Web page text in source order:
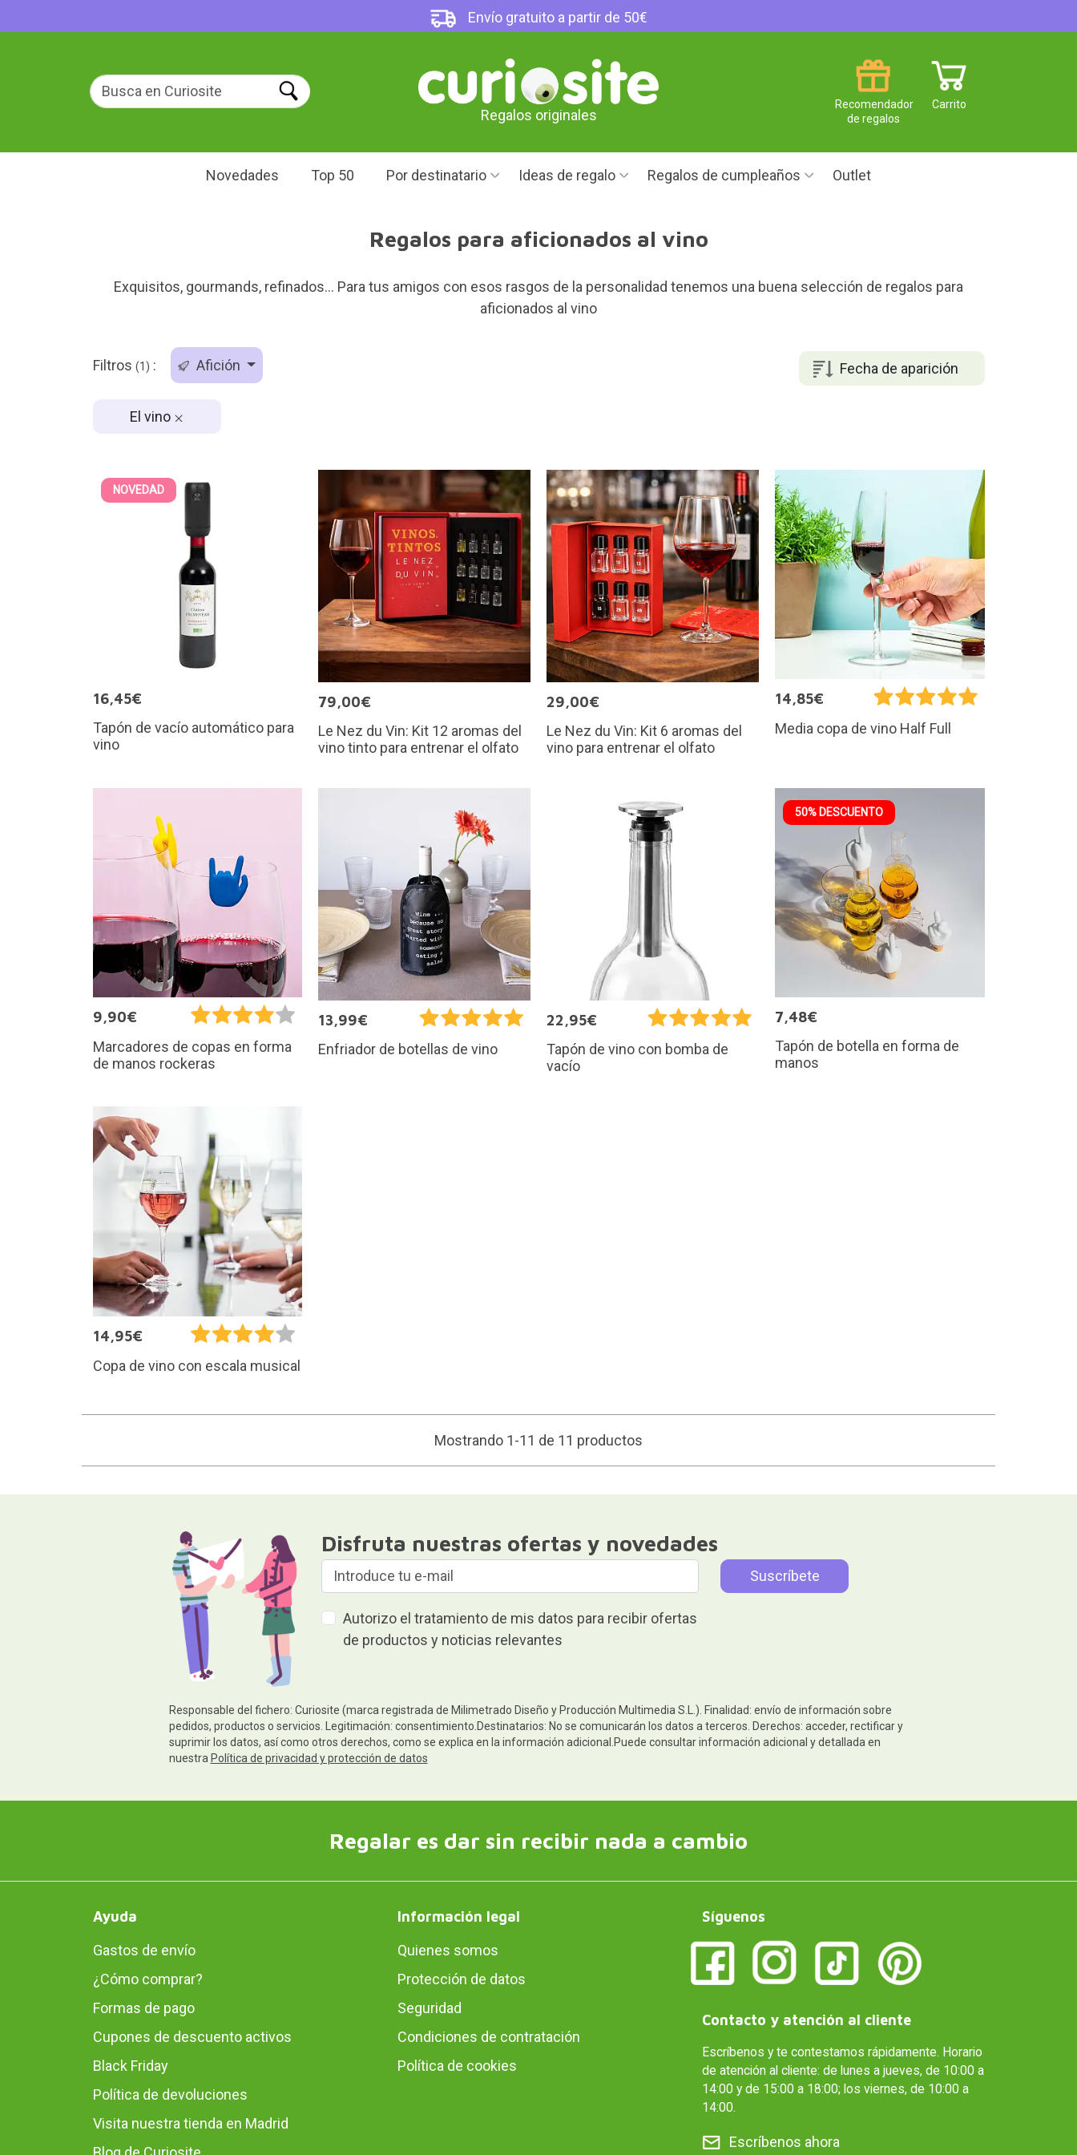
Envío gratuito a partir de 50€
Regalos originales
Carrito
Recomendador
de regalos
Novedades Top 50 Por destinatario Ideas de regalo Regalos de cumpleaños Outlet
Regalos para aficionados al vino
Exquisitos, gourmands, refinados... Para tus amigos con esos rasgos de la personalidad tenemos una buena selección de regalos para
aficionados al vino
Fecha de aparición
Filtros (1) : Afición
El vino
NOVEDAD
16,45€
Tapón de vacío automático para
vino
79,00€
Le Nez du Vin: Kit 12 aromas del
vino tinto para entrenar el olfato
29,00€
Le Nez du Vin: Kit 6 aromas del
vino para entrenar el olfato
14,85€
Media copa de vino Half Full
9,90€
Marcadores de copas en forma
de manos rockeras
13,99€
Enfriador de botellas de vino
22,95€
Tapón de vino con bomba de
vacío
50% DESCUENTO
7,48€
Tapón de botella en forma de
manos
14,95€
Copa de vino con escala musical
Mostrando 1-11 de 11 productos
Disfruta nuestras ofertas y novedades
Autorizo el tratamiento de mis datos para recibir ofertas
de productos y noticias relevantes
Responsable del fichero: Curiosite (marca registrada de Milimetrado Diseño y Producción Multimedia S.L.). Finalidad: envío de información sobre
pedidos, productos o servicios. Legitimación: consentimiento.Destinatarios: No se comunicarán los datos a terceros. Derechos: acceder, rectificar y
suprimir los datos, así como otros derechos, como se explica en la información adicional.Puede consultar información adicional y detallada en
nuestra Política de privacidad y protección de datos
Regalar es dar sin recibir nada a cambio
Ayuda
Gastos de envío
¿Cómo comprar?
Formas de pago
Cupones de descuento activos
Black Friday
Política de devoluciones
Visita nuestra tienda en Madrid
Información legal
Quienes somos
Protección de datos
Seguridad
Condiciones de contratación
Política de cookies
Síguenos
Contacto y atención al cliente
Escríbenos y te contestamos rápidamente. Horario
de atención al cliente: de lunes a jueves, de 10:00 a
14:00 y de 15:00 a 18:00; los viernes, de 10:00 a
14:00.
Escríbenos ahora